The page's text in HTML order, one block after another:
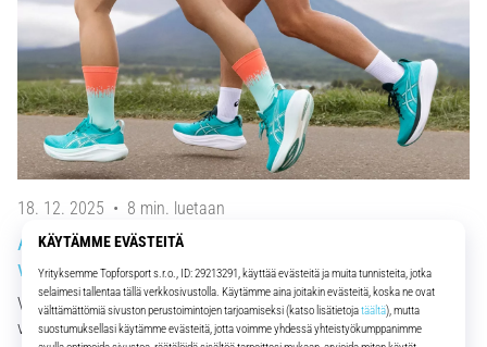
18. 12. 2025 • 8 min. luetaan
Asics Gel-Nimbus 25, 26, 27 ja 28: Maksimaalisen
vaimennuksen legendan evoluutio
Vertaa Asics Gel-Nimbus 25, 26, 27 ja 28 -malleja. Löydä erot
vaimennuksessa, dynamiikassa ja vakaudessa, jotta löydät…